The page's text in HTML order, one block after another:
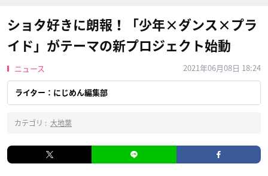
ショタ好きに朗報！「少年×ダンス×プラ
イド」がテーマの新プロジェクト始動
ニュース 2021年06月08日 18:24
ライター：にじめん編集部
カテゴリ : 大地葉